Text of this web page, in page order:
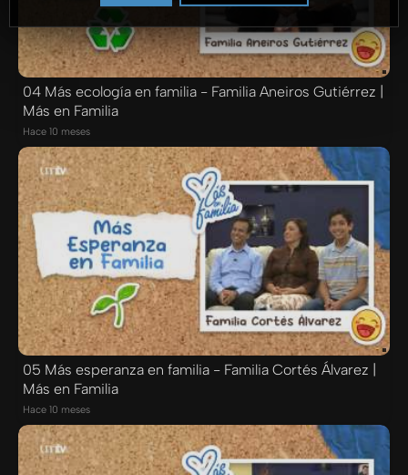
04 Más ecología en familia - Familia Aneiros Gutiérrez |
Más en Familia
Hace 10 meses
05 Más esperanza en familia - Familia Cortés Álvarez |
Más en Familia
Hace 10 meses